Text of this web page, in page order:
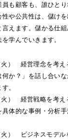
員も顧客も、誰ひと
性や公共性は、儲け
言えます。儲かる仕
学んでいきます。
火） 経営理念を考え
何か？」を話し合い
。
） 経営戦略を考え
具体的な事例・分析
火） ビジネスモデル